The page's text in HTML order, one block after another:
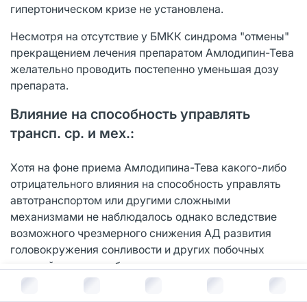
В корзину за руб.
гипертоническом кризе не установлена.
Несмотря на отсутствие у БМКК синдрома "отмены"
прекращением лечения препаратом Амлодипин-Тева
желательно проводить постепенно уменьшая дозу
препарата.
Влияние на способность управлять
трансп. ср. и мех.:
Хотя на фоне приема Амлодипина-Тева какого-либо
отрицательного влияния на способность управлять
автотранспортом или другими сложными
механизмами не наблюдалось однако вследствие
возможного чрезмерного снижения АД развития
головокружения сонливости и других побочных
реакций следует соблюдать осторожность в
перечисленных ситуациях особенно в начале лечения
и при увеличении дозы.